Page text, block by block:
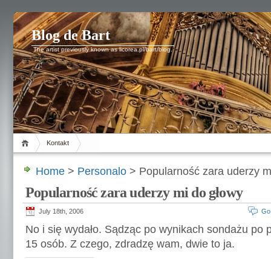
Blog de Bart
The artist previously known as licorea.pl/bart/blog.
Kontakt
Home > Personalo > Popularność zara uderzy
Popularność zara uderzy mi do głowy
July 18th, 2006
No i się wydało. Sądząc po wynikach sondażu po
15 osób. Z czego, zdradzę wam, dwie to ja.